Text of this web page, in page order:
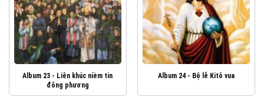
Album 23 - Liên khúc niềm tin
đông phương
Album 24 - Bộ lễ Kitô vua